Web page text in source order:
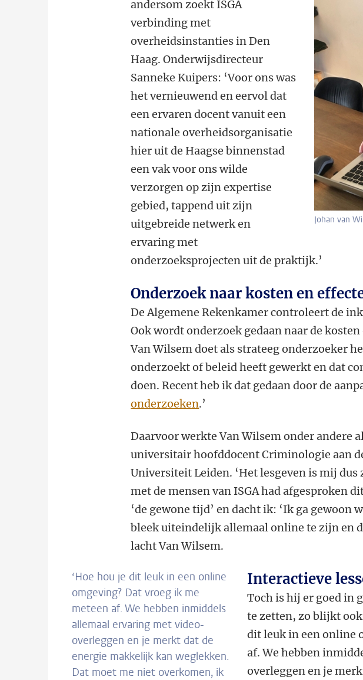
Johan van
andersom zoekt ISGA
verbinding met
overheidsinstanties in Den
Haag. Onderwijsdirecteur
Sanneke Kuipers: ‘Voor ons was
het vernieuwend en eervol dat
een ervaren docent vanuit een
nationale overheidsorganisatie
hier uit de Haagse binnenstad
een vak voor ons wilde
verzorgen op zijn expertise
gebied, tappend uit zijn
uitgebreide netwerk en
ervaring met
onderzoeksprojecten uit de praktijk.’
Onderzoek naar kosten en
De Algemene Rekenkamer controleert de
Ook wordt onderzoek gedaan naar de
Van Wilsem doet als strateeg onderzoeker
onderzoekt of beleid heeft gewerkt en dat
doen. Recent heb ik dat gedaan door de
onderzoeken.’
Daarvoor werkte Van Wilsem onder andere
universitair hoofddocent Criminologie aan
Universiteit Leiden. ‘Het lesgeven is mij
met de mensen van ISGA had afgesproken
‘de gewone tijd’ en dacht ik: ‘Ik ga gewoon
bleek uiteindelijk allemaal online te zijn en
lacht Van Wilsem.
‘Hoe hou je dit leuk in een online
omgeving? Dat vroeg ik me
meteen af. We hebben inmiddels
allemaal ervaring met video-
overleggen en je merkt dat de
energie makkelijk kan weglekken.
Dat moet me niet overkomen, ik
Interactieve
Toch is hij er goed in
te zetten, zo blijkt
dit leuk in een online
af. We hebben
overleggen en je